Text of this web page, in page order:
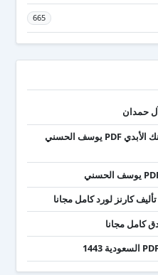
665
تحميل كتاب عقدك النفسية سجنك الأبدي PDF يوسف الحسني